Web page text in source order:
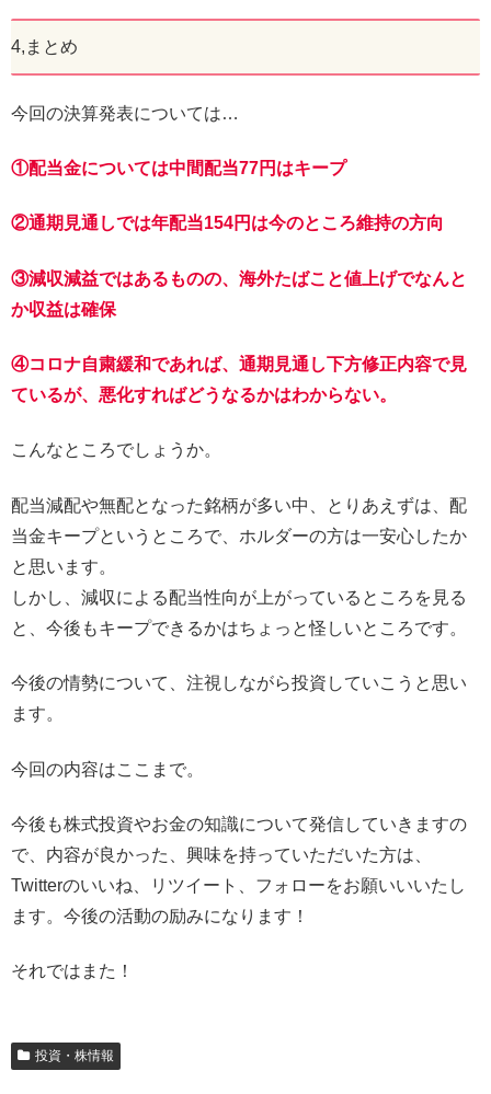
4,まとめ
今回の決算発表については…
①配当金については中間配当77円はキープ
②通期見通しでは年配当154円は今のところ維持の方向
③減収減益ではあるものの、海外たばこと値上げでなんと
か収益は確保
④コロナ自粛緩和であれば、通期見通し下方修正内容で見
ているが、悪化すればどうなるかはわからない。
こんなところでしょうか。
配当減配や無配となった銘柄が多い中、とりあえずは、配
当金キープというところで、ホルダーの方は一安心したか
と思います。
しかし、減収による配当性向が上がっているところを見る
と、今後もキープできるかはちょっと怪しいところです。
今後の情勢について、注視しながら投資していこうと思い
ます。
今回の内容はここまで。
今後も株式投資やお金の知識について発信していきますの
で、内容が良かった、興味を持っていただいた方は、
Twitterのいいね、リツイート、フォローをお願いいいたし
ます。今後の活動の励みになります！
それではまた！
投資・株情報